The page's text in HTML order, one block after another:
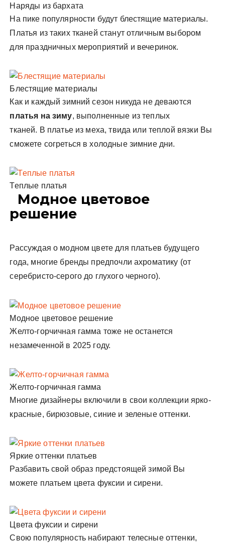
Наряды из бархата
На пике популярности будут блестящие материалы.
Платья из таких тканей станут отличным выбором
для праздничных мероприятий и вечеринок.
Блестящие материалы
Как и каждый зимний сезон никуда не деваются
платья на зиму, выполненные из теплых
тканей. В платье из меха, твида или теплой вязки Вы
сможете согреться в холодные зимние дни.
Теплые платья
Модное цветовое
решение
Рассуждая о модном цвете для платьев будущего
года, многие бренды предпочли ахроматику (от
серебристо-серого до глухого черного).
Модное цветовое решение
Желто-горчичная гамма тоже не останется
незамеченной в 2025 году.
Желто-горчичная гамма
Многие дизайнеры включили в свои коллекции ярко-
красные, бирюзовые, синие и зеленые оттенки.
Яркие оттенки платьев
Разбавить свой образ предстоящей зимой Вы
можете платьем цвета фуксии и сирени.
Цвета фуксии и сирени
Свою популярность набирают телесные оттенки,